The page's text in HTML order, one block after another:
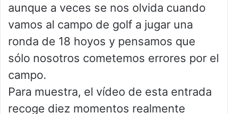
aunque a veces se nos olvida cuando
vamos al campo de golf a jugar una
ronda de 18 hoyos y pensamos que
sólo nosotros cometemos errores por el
campo.
Para muestra, el vídeo de esta entrada
recoge diez momentos realmente